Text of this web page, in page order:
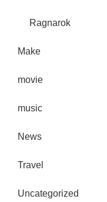
Ragnarok
Make
movie
music
News
Travel
Uncategorized